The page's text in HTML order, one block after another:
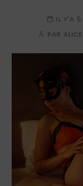
IL Y'A 5
PAR